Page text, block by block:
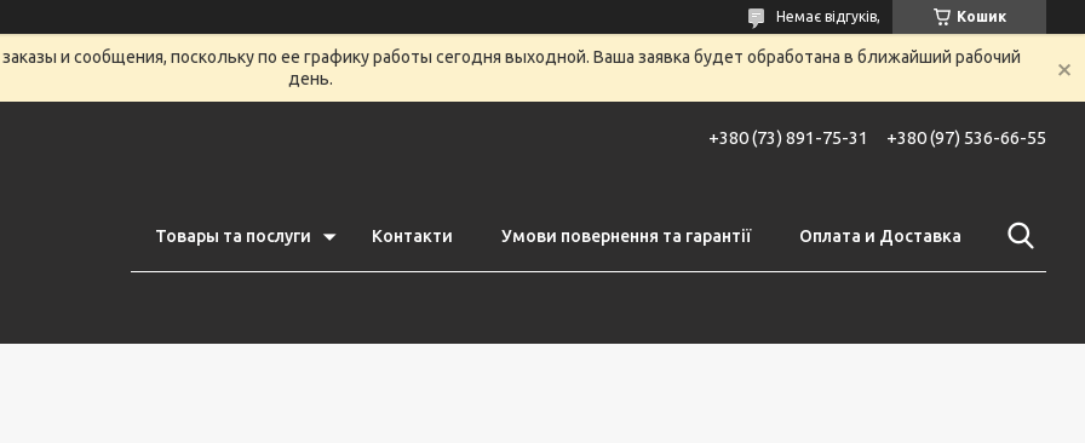
Кошик
Немає відгуків,
и сообщения, поскольку по ее графику работы сегодня выходной. Ваша заявка будет обработана в ближайший рабочий
день.
+380 (73) 891-75-31 +380 (97) 536-66-55
Товары та послуги Контакти Умови повернення та гарантії Оплата и Доставка